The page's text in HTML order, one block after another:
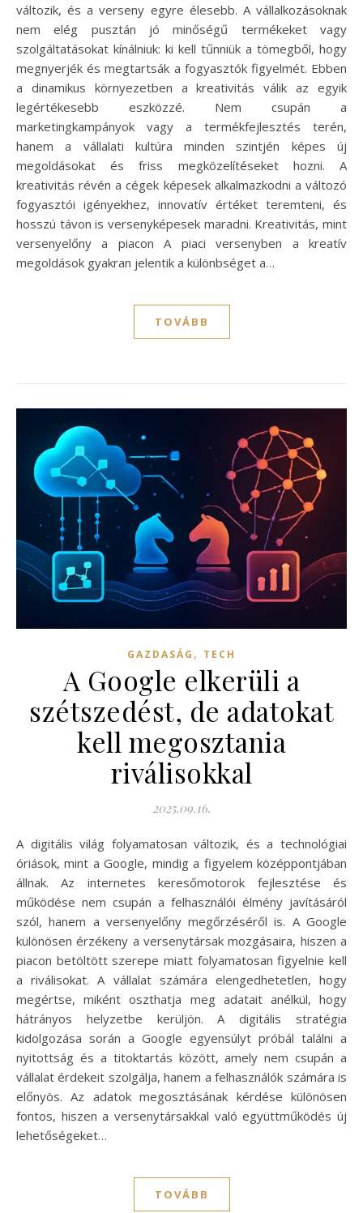
változik, és a verseny egyre élesebb. A vállalkozásoknak
nem elég pusztán jó minőségű termékeket vagy
szolgáltatásokat kínálniuk: ki kell tűnniük a tömegből, hogy
megnyerjék és megtartsák a fogyasztók figyelmét. Ebben
a dinamikus környezetben a kreativitás válik az egyik
legértékesebb eszközzé. Nem csupán a
marketingkampányok vagy a termékfejlesztés terén,
hanem a vállalati kultúra minden szintjén képes új
megoldásokat és friss megközelítéseket hozni. A
kreativitás révén a cégek képesek alkalmazkodni a változó
fogyasztói igényekhez, innovatív értéket teremteni, és
hosszú távon is versenyképesek maradni. Kreativitás, mint
versenyelőny a piacon A piaci versenyben a kreatív
megoldások gyakran jelentik a különbséget a…
TOVÁBB
GAZDASÁG , TECH
A Google elkerüli a
szétszedést, de adatokat
kell megosztania
riválisokkal
2025.09.16.
A digitális világ folyamatosan változik, és a technológiai
óriások, mint a Google, mindig a figyelem középpontjában
állnak. Az internetes keresőmotorok fejlesztése és
működése nem csupán a felhasználói élmény javításáról
szól, hanem a versenyelőny megőrzéséről is. A Google
különösen érzékeny a versenytársak mozgásaira, hiszen a
piacon betöltött szerepe miatt folyamatosan figyelnie kell
a riválisokat. A vállalat számára elengedhetetlen, hogy
megértse, miként oszthatja meg adatait anélkül, hogy
hátrányos helyzetbe kerüljön. A digitális stratégia
kidolgozása során a Google egyensúlyt próbál találni a
nyitottság és a titoktartás között, amely nem csupán a
vállalat érdekeit szolgálja, hanem a felhasználók számára is
előnyös. Az adatok megosztásának kérdése különösen
fontos, hiszen a versenytársakkal való együttműködés új
lehetőségeket…
TOVÁBB